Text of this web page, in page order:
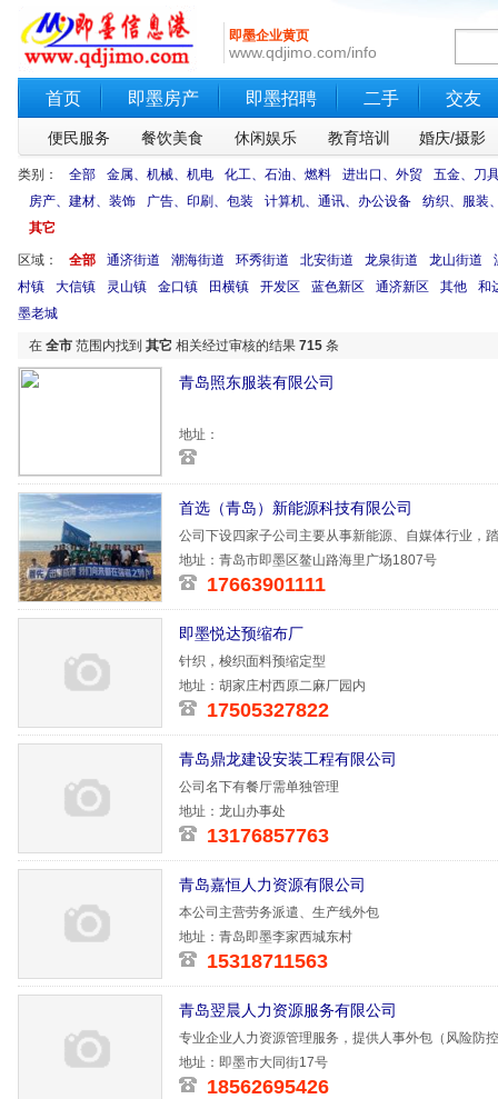
即墨企业黄页
www.qdjimo.com/info
首页 即墨房产 即墨招聘 二手 交友
便民服务 餐饮美食 休闲娱乐 教育培训 婚庆/摄影
类别： 全部 金属、机械、机电 化工、石油、燃料 进出口、外贸
五金、刀
房产、建材、装饰
广告、印刷、包装 计算机、通讯、办公设备
纺织、服装
其它
区域： 全部 通济街道 潮海街道 环秀街道 北安街道 龙泉街道 龙山街道
村镇
大信镇 灵山镇 金口镇 田横镇 开发区 蓝色新区 通济新区 其他
和
墨老城
在 全市 范围内找到 其它 相关经过审核的结果 715 条
青岛照东服装有限公司
地址：
首选（青岛）新能源科技有限公司
公司下设四家子公司主要从事新能源、自媒体行业，
一，励志再
地址：青岛市即墨区鳌山路海里广场1807号
17663901111
即墨悦达预缩布厂
针织，梭织面料预缩定型
地址：胡家庄村西原二麻厂园内
17505327822
青岛鼎龙建设安装工程有限公司
公司名下有餐厅需单独管理
地址：龙山办事处
13176857763
青岛嘉恒人力资源有限公司
本公司主营劳务派遣、生产线外包
地址：青岛即墨李家西城东村
15318711563
青岛翌晨人力资源服务有限公司
专业企业人力资源管理服务，提供人事外包（风险防
案管理等）
地址：即墨市大同街17号
18562695426